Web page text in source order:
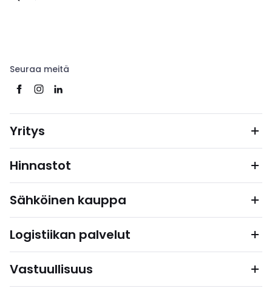
Seuraa meitä
Yritys
Hinnastot
Sähköinen kauppa
Logistiikan palvelut
Vastuullisuus